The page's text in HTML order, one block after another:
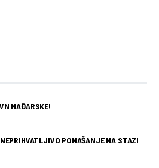
MAĐARSKE!
PONAŠANJE NA STAZI